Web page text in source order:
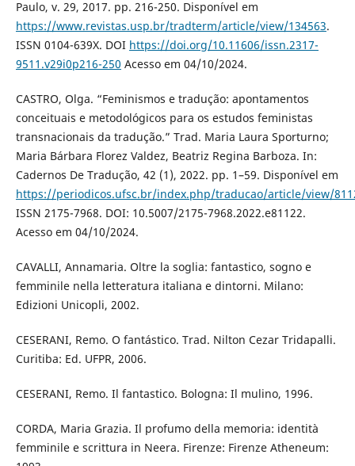
Paulo, v. 29, 2017. pp. 216-250. Disponível em
https://www.revistas.usp.br/tradterm/article/view/134563.
ISSN 0104-639X. DOI https://doi.org/10.11606/issn.2317-
9511.v29i0p216-250 Acesso em 04/10/2024.
CASTRO, Olga. “Feminismos e tradução: apontamentos
conceituais e metodológicos para os estudos feministas
transnacionais da tradução.” Trad. Maria Laura Sporturno;
Maria Bárbara Florez Valdez, Beatriz Regina Barboza. In:
Cadernos De Tradução, 42 (1), 2022. pp. 1–59. Disponível em
https://periodicos.ufsc.br/index.php/traducao/article/view/
ISSN 2175-7968. DOI: 10.5007/2175-7968.2022.e81122.
Acesso em 04/10/2024.
CAVALLI, Annamaria. Oltre la soglia: fantastico, sogno e
femminile nella letteratura italiana e dintorni. Milano:
Edizioni Unicopli, 2002.
CESERANI, Remo. O fantástico. Trad. Nilton Cezar Tridapalli.
Curitiba: Ed. UFPR, 2006.
CESERANI, Remo. Il fantastico. Bologna: Il mulino, 1996.
CORDA, Maria Grazia. Il profumo della memoria: identità
femminile e scrittura in Neera. Firenze: Firenze Atheneum: